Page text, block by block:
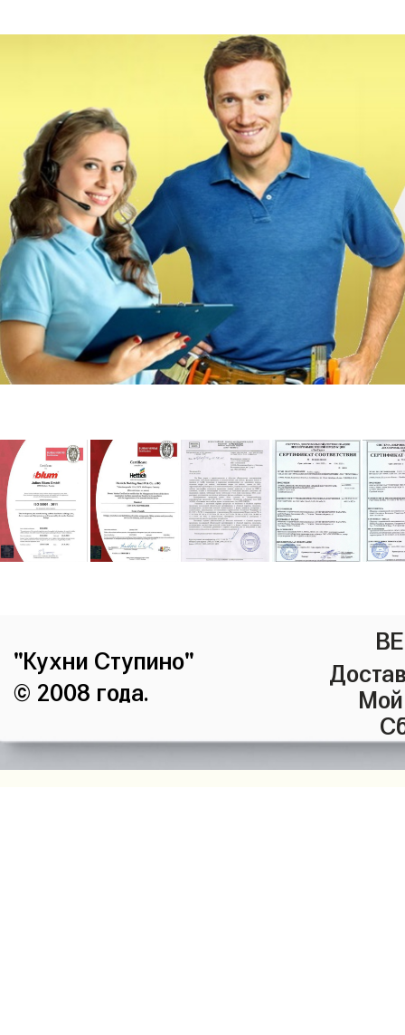
"Кухни Ступино"
© 2008 года.